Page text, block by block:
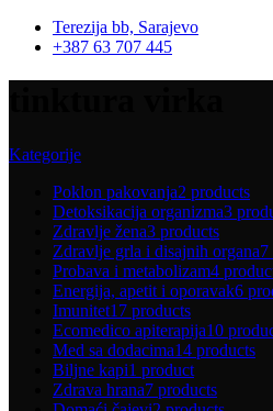
Terezija bb, Sarajevo
+387 63 707 445
Kategorije
Poklon pakovanja2 products
Detoksikacija organizma3
Zdravlje žena3 products
Zdravlje grla i disajnih organa7
Probava i metabolizam4
Energija, apetit i oporavak6
Imunitet17 products
Ecomedico apiterapija10
Med sa dodacima14 products
Biljne kapi1 product
Zdrava hrana7 products